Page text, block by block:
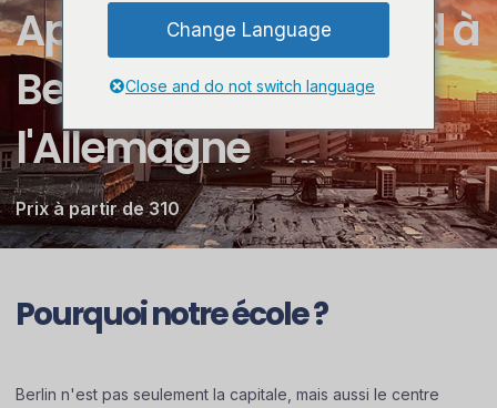
Apprendre l'allemand à
Berlin, la capitale de
l'Allemagne
Prix à partir de 310
Pourquoi notre école ?
Berlin n'est pas seulement la capitale, mais aussi le centre
Change Language
Close and do not switch language